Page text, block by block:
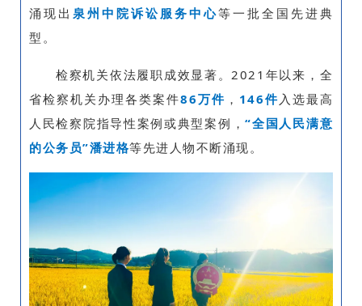
涌现出 泉州中院诉讼服务中心等一批全国先进典
型。
检察机关依法履职成效显著。2021年以来，全
省检察机关办理各类案件86万件 ， 146件入选最高
人民检察院指导性案例或典型案例，“全国人民满意
的公务员”潘进格等先进人物不断涌现。